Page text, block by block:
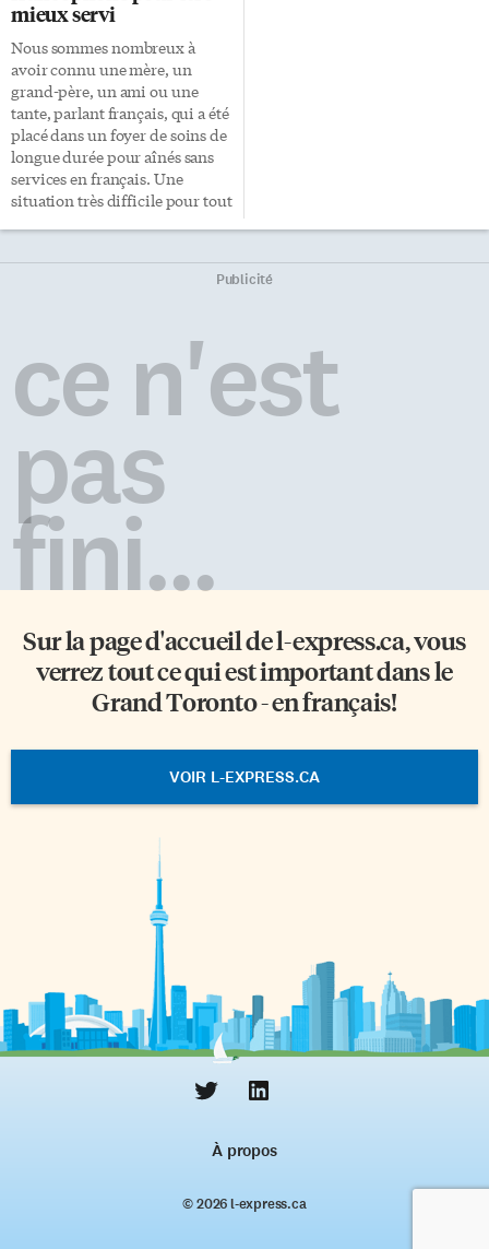
mieux servi
Nous sommes nombreux à
avoir connu une mère, un
grand-père, un ami ou une
tante, parlant français, qui a été
placé dans un foyer de soins de
longue durée pour aînés sans
services en français. Une
situation très difficile pour tout
barrières linguistiques amènent
des problèmes de toutes sortes,
comprendre. Des études
récentes démontrent que la
langue est un élément essentiel
soins. Un milieu de vie On
oublie souvent […]
Publicité
ce n'est
pas
fini...
Sur la page d'accueil del-express.ca, vous
verrez tout ce qui est important dans le
Grand Toronto - en français!
VOIR L-EXPRESS.CA
À propos
© 2026 l‑express.ca